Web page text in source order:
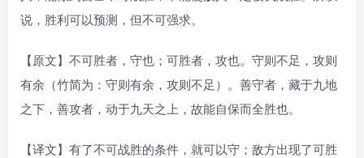
说，胜利可以预测，但不可强求。
【原文】不可胜者，守也；可胜者，攻也。守则不足，攻则
有余（竹简为：守则有余，攻则不足）。善守者，藏于九地
之下，善攻者，动于九天之上，故能自保而全胜也。
【译文】有了不可战胜的条件，就可以守；敌方出现了可胜